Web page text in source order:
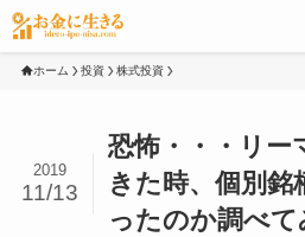
ホーム 投資 株式投資
恐怖・・・リー
きた時、個別
ったのか調べて
2019
11/13